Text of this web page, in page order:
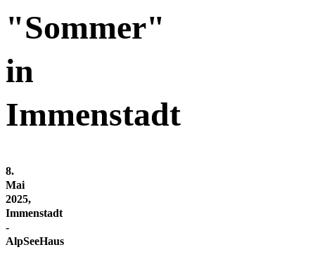
"Sommer"
in
Immenstadt
8.
Mai
2025,
Immenstadt
-
AlpSeeHaus